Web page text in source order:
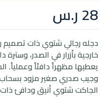
28 ر.س
دجله رجالي شتوي ذات
خارجية بأزرار في الصدر،
يعطيها مظهراً دافئاً وعملياً.
وجيب صدري صغير مزود بسحاب.
الجاكت شتوي أنيق ودافئ